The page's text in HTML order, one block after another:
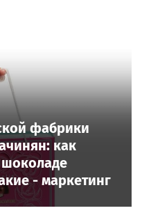
фабрики
как
- маркетинг